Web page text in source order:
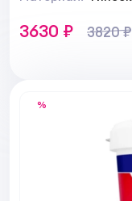
3630 ₽ 3820 ₽
%